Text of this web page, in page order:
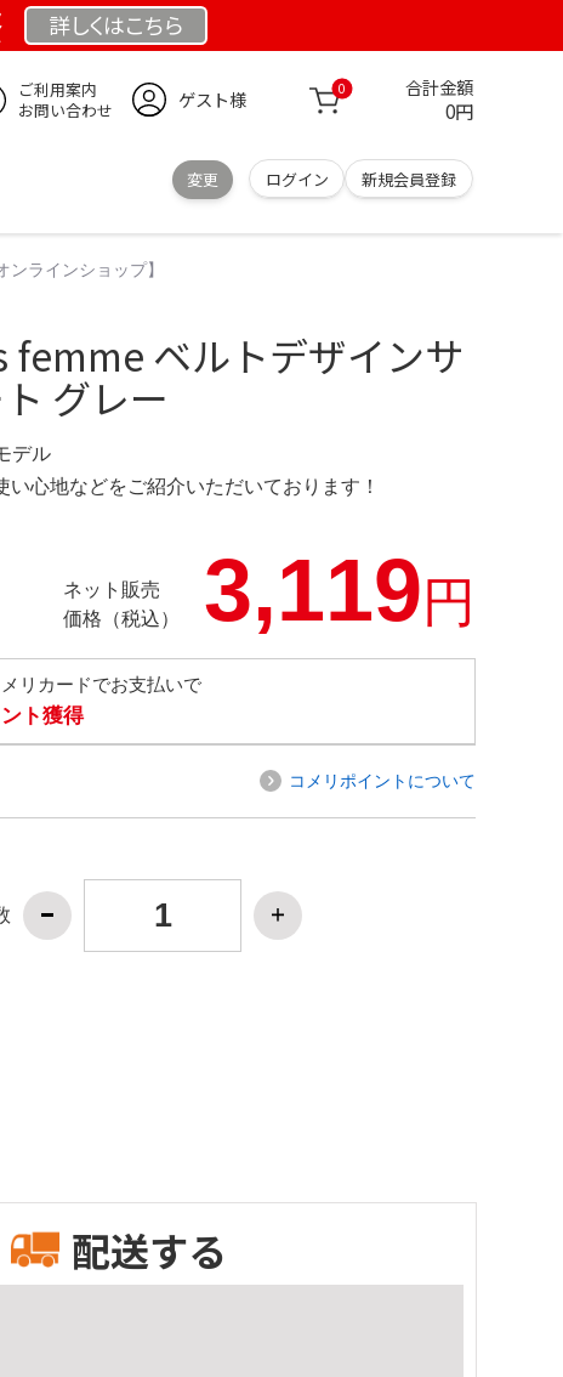
詳しくはこちら
ご利用案内
お問い合わせ
ゲスト様 0 合計金額
0円
変更 ログイン 新規会員登録
ラインショップ】
femme ベルトデザインサ
グレー
デル
心地などをご紹介いただいております！
ネット販売
価格（税込）
3,119円
リカードでお支払いで
ト獲得
コメリポイントについて
配送する